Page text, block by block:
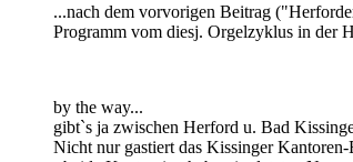
...nach dem vorvorigen Beitrag
Programm vom diesj. Orgelzyklus in der
by the way...
gibt`s ja zwischen Herford u. Bad
Nicht nur gastiert das Kissinger Kantoren-